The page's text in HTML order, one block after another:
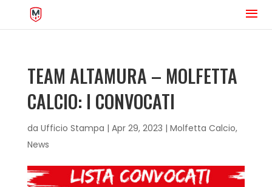
TEAM ALTAMURA – MOLFETTA
CALCIO: I CONVOCATI
da Ufficio Stampa | Apr 29, 2023 | Molfetta Calcio,
News